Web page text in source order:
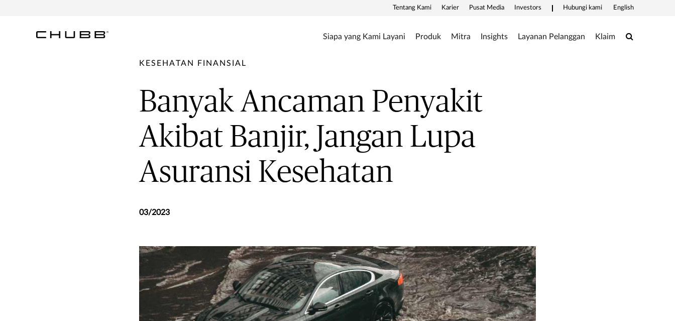
Tentang Kami Karier Pusat Media Investors Hubungi kami English
Siapa yang Kami Layani Produk Mitra Insights Layanan Pelanggan Klaim Search
KESEHATAN FINANSIAL
Banyak Ancaman Penyakit
Akibat Banjir, Jangan Lupa
Asuransi Kesehatan
03/2023